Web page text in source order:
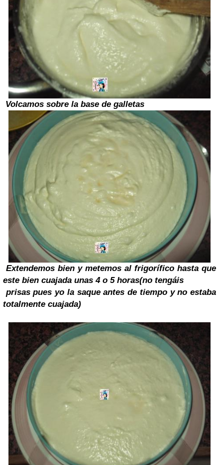
Volcamos sobre la base de galletas
Extendemos bien y metemos al frigorífico hasta que
este bien cuajada unas 4 o 5 horas(no tengáis
prisas pues yo la saque antes de tiempo y no estaba
totalmente cuajada)